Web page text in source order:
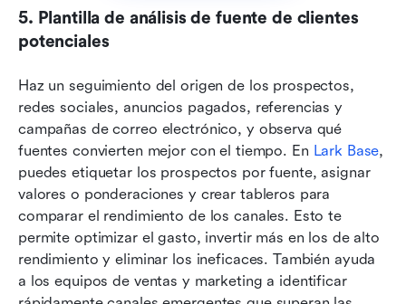
5. Plantilla de análisis de fuente de clientes
potenciales
Haz un seguimiento del origen de los prospectos,
redes sociales, anuncios pagados, referencias y
campañas de correo electrónico, y observa qué
fuentes convierten mejor con el tiempo. En Lark Base,
puedes etiquetar los prospectos por fuente, asignar
valores o ponderaciones y crear tableros para
comparar el rendimiento de los canales. Esto te
permite optimizar el gasto, invertir más en los de alto
rendimiento y eliminar los ineficaces. También ayuda
a los equipos de ventas y marketing a identificar